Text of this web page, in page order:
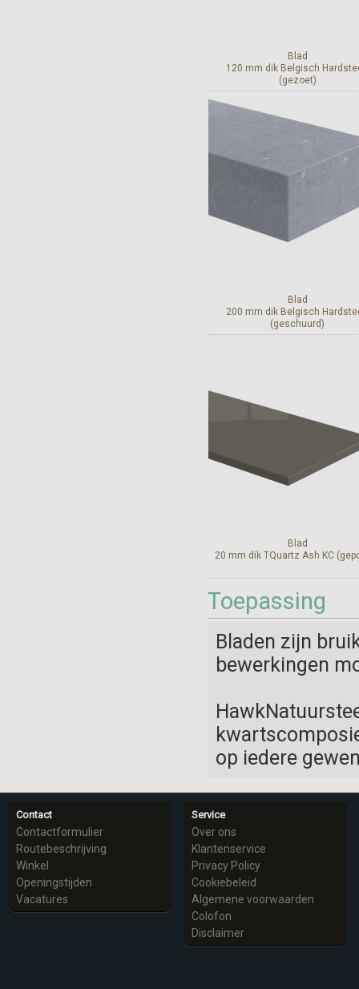
Blad
120 mm dik Belgisch
(gezoet)
Bekijk en bestel
Blad
200 mm dik Belgisch
(geschuurd)
Blad
20 mm dik TQuartz Ash KC
Bekijk en bestel
Toepassing
Bladen zijn
bewerkingen
op iedere
Contact
Contactformulier
Routebeschrijving
Winkel
Openingstijden
Vacatures
Service
Over ons
Klantenservice
Privacy Policy
Cookiebeleid
Algemene voorwaarden
Colofon
Disclaimer